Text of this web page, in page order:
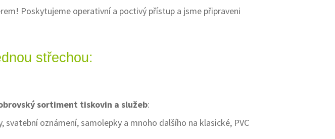
Poskytujeme operativní a poctivý přístup a jsme připraveni
střechou:
sortiment tiskovin a služeb:
svatební oznámení, samolepky a mnoho dalšího na klasické, PVC